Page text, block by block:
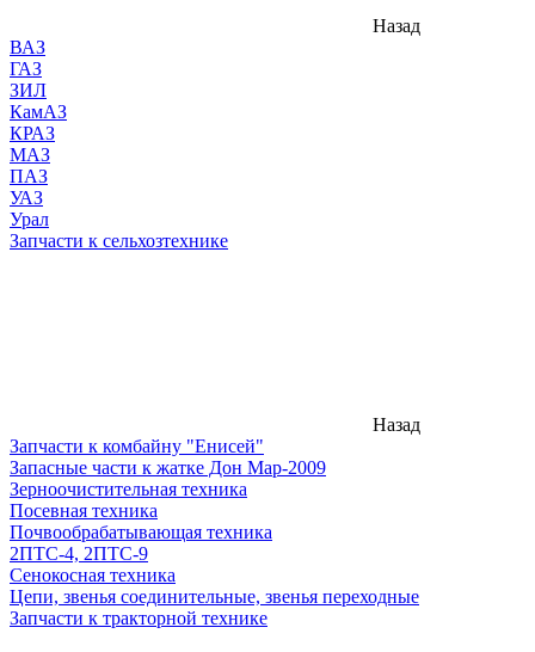
Назад
ВАЗ
ГАЗ
ЗИЛ
КамАЗ
КРАЗ
МАЗ
ПАЗ
УАЗ
Урал
Запчасти к сельхозтехнике
Назад
Запчасти к комбайну "Енисей"
Запасные части к жатке Дон Мар-2009
Зерноочистительная техника
Посевная техника
Почвообрабатывающая техника
2ПТС-4, 2ПТС-9
Сенокосная техника
Цепи, звенья соединительные, звенья переходные
Запчасти к тракторной технике